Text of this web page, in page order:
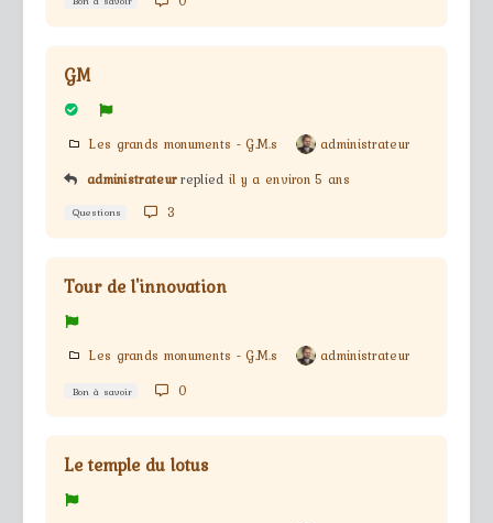
GM
Les grands monuments - G.M.s
administrateur
administrateur replied il y a environ 5 ans
Questions 3
Tour de l'innovation
Les grands monuments - G.M.s administrateur
Bon à savoir 0
Le temple du lotus